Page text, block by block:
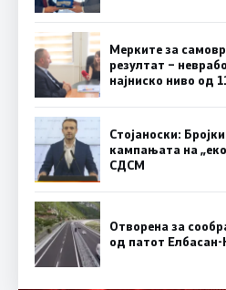
Мерките за
резултат –
најниско ниво од
Стојаноски:
кампањата на
СДСM
Отворена за
од патот